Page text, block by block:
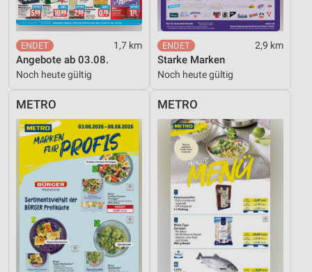
1,7 km
Angebote ab 03.08.
Noch heute gültig
2,9 km
Starke Marken
Noch heute gültig
METRO METRO